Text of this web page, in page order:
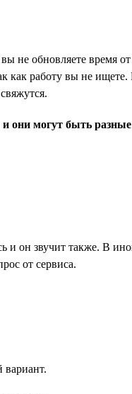
не обновляете время
как работу вы не
они могут быть разные
и он звучит также. В
от сервиса.
вариант.